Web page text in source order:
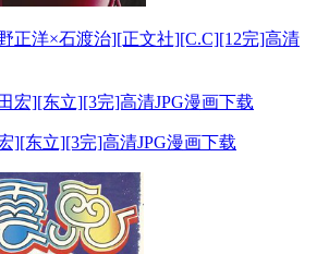
正洋×石渡治][正文社][C.C][12完]高清
][东立][3完]高清JPG漫画下载